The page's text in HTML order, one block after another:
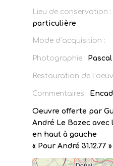
Lieu de conservation :
particulière
Mode d’acquisition :
Photographie :
Restauration de
Commentaires :
Oeuvre offerte par
André Le Bozec avec
en haut à gauche
« Pour André 31.12.77 »